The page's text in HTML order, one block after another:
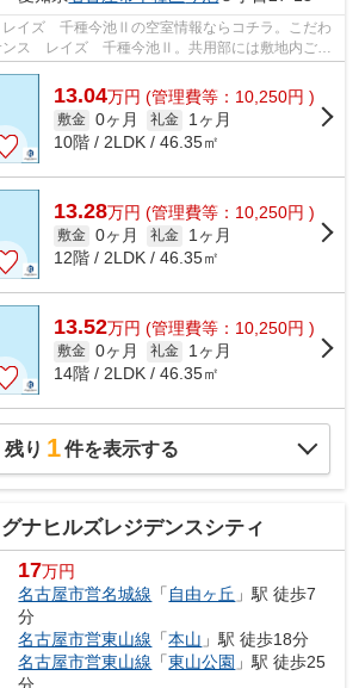
イズ 千種今池Ⅱの空室情報ならコチラ。こだわ
ンス レイズ 千種今池Ⅱ。共用部には敷地内ごみ
々な設備やサ...
13.04万円 (管理費等：10,250円 )
敷金 0ヶ月 礼金
1ヶ月
10階 / 2LDK / 46.35㎡
13.28万円 (管理費等：10,250円 )
敷金 0ヶ月 礼金
1ヶ月
12階 / 2LDK / 46.35㎡
13.52万円 (管理費等：10,250円 )
敷金 0ヶ月 礼金
1ヶ月
14階 / 2LDK / 46.35㎡
残り 1件を表示する
ナヒルズレジデンスシティ
17万円
名古屋市営名城線 「 自由ヶ丘 」駅 徒歩7
分
名古屋市営東山線 「本山 」駅 徒歩18分
名古屋市営東山線 「東山公園 」駅 徒歩25